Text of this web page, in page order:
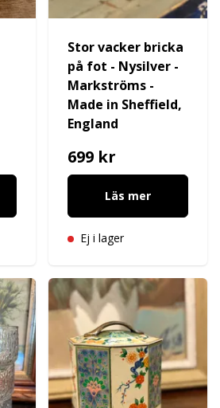
Stor vacker bricka
på fot - Nysilver -
Markströms -
Made in Sheffield,
England
699 kr
Läs mer
Ej i lager